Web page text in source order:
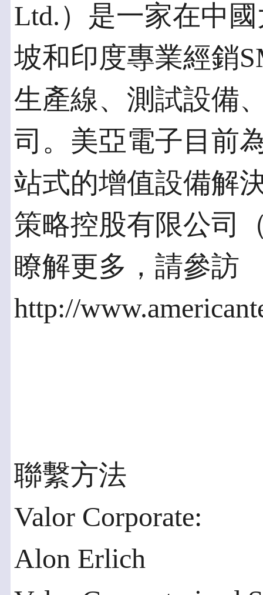
Ltd.）是一家在中
坡和印度專業經銷
生產線、測試設備
司。美亞電子目前
站式的增值設備解
策略控股有限公司
瞭解更多，請參訪
http://
聯繫方法
Valor Corporate:
Alon Erlich